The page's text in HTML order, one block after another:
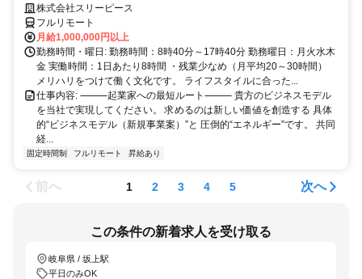
短6ヶ月で共同経営者の道へ
株式会社スリーピース
フルリモート
月給1,000,000円以上
勤務時間・曜日: 勤務時間：8時40分～17時40分 勤務曜日：月火水木
金 実働時間：1日あたり8時間 ・残業少なめ（月平均20～30時間）
メリハリをつけて働く文化です。 ライフスタイルに合った...
仕事内容: ⸻起業家への最短ルート⸻ 貴方のビジネスモデル
を当社で実現してください。 求めるのは新しい価値を創造する 具体
的“ビジネスモデル（新規事業案）”と 圧倒的“エネルギー”です。 共同
経...
固定時間制 フルリモート 昇給あり
前へ 1 2 3 4 5 次へ
この条件の新着求人を受け取る
岐阜県 / 坂上駅
平日のみOK